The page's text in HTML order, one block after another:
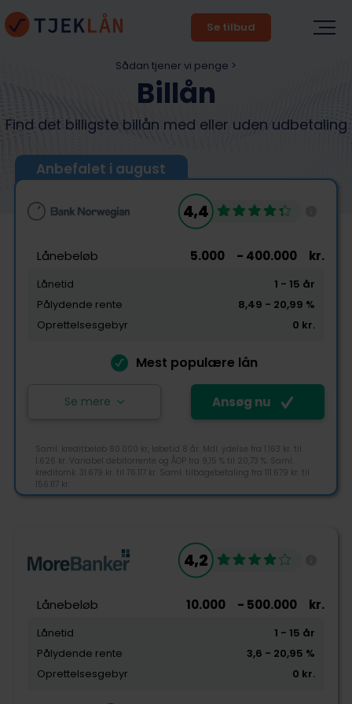
Se tilbud
Sådan tjener vi penge >
Billån
Find det billigste billån med eller uden udbetaling
Anbefalet i august
4,4
Lånebeløb 5.000 - 400.000 kr.
Lånetid 1 - 15 år
Pålydende rente
8,49 - 20,99 %
Oprettelsesgebyr
0 kr.
Mest populære lån
Ansøg nu
Se mere
Saml. kreditbeløb 80.000 kr, løbetid 8 år. Mdl. ydelse fra 1.163 kr. til
1.626 kr. Variabel debitorrente og ÅOP fra 9,15 % til 20,73 %. Saml.
kreditomk. 31.679 kr. til 76.117 kr. Saml. tilbagebetaling fra 111.679 kr. til
156.117 kr.
4,4
Tilgængelighed
4,2
Lånebeløb 10.000 - 500.000 kr.
Lånetid 1 - 15 år
Pålydende rente
3,6 - 20,95 %
Oprettelsesgebyr
0 kr.